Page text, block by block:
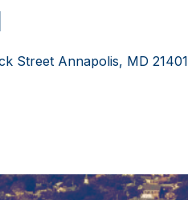
Street Annapolis, MD 21401